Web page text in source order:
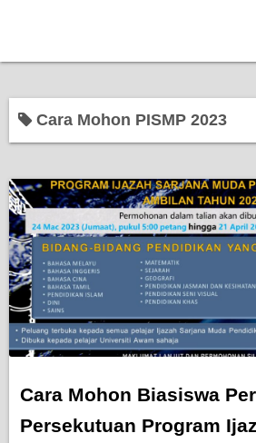
Cara Mohon PISMP 2023
Cara Mohon Biasiswa
Persekutuan Program